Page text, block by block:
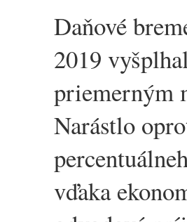
Daňové
2019
priemerným
Narástlo
vďaka